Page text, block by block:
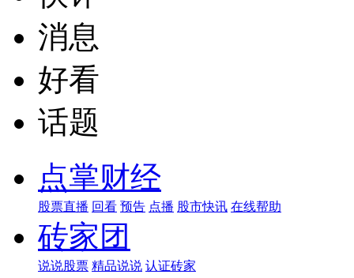
消息
好看
话题
点掌财经
股票直播 回看 预告 点播 股市快讯 在线帮助
砖家团
说说股票 精品说说 认证砖家